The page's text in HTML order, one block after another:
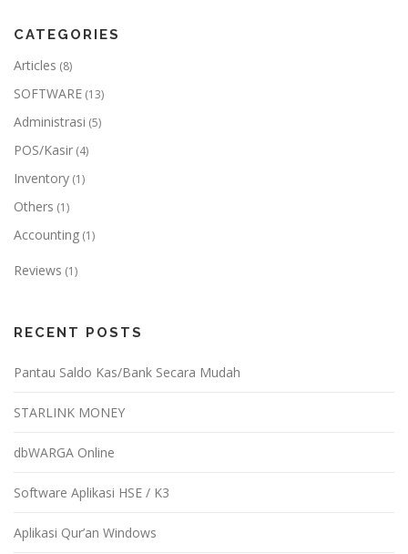
CATEGORIES
Articles (8)
SOFTWARE (13)
Administrasi (5)
POS/Kasir (4)
Inventory (1)
Others (1)
Accounting (1)
Reviews (1)
RECENT POSTS
Pantau Saldo Kas/Bank Secara Mudah
STARLINK MONEY
dbWARGA Online
Software Aplikasi HSE / K3
Aplikasi Qur’an Windows